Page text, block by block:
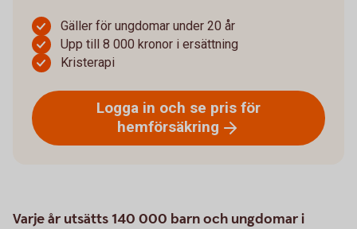
Gäller för ungdomar under 20 år
Upp till 8 000 kronor i ersättning
Kristerapi
Logga in och se pris för
hemförsäkring
Varje år utsätts 140 000 barn och ungdomar i